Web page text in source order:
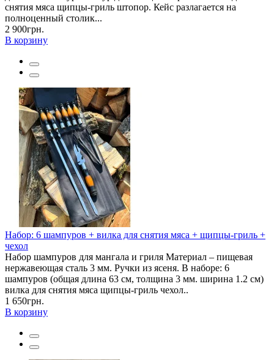
снятия мяса щипцы-гриль штопор. Кейс разлагается на
полноценный столик...
2 900грн.
В корзину
Набор: 6 шампуров + вилка для снятия мяса + щипцы-гриль +
чехол
Набор шампуров для мангала и гриля Материал – пищевая
нержавеющая сталь 3 мм. Ручки из ясеня. В наборе: 6
шампуров (общая длина 63 см, толщина 3 мм. ширина 1.2 см)
вилка для снятия мяса щипцы-гриль чехол..
1 650грн.
В корзину